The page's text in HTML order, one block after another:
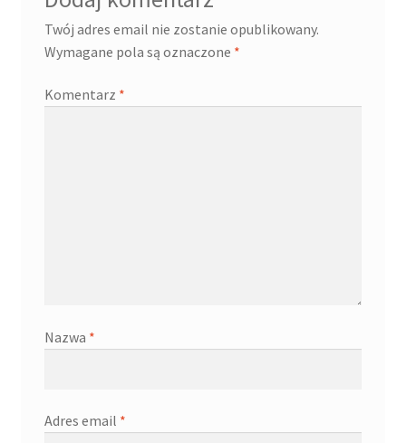
Twój adres email nie zostanie opublikowany.
Wymagane pola są oznaczone *
Komentarz *
Nazwa *
Adres email *